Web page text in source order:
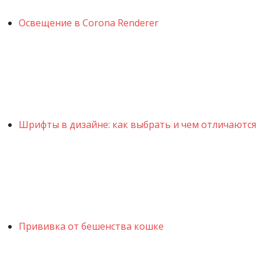
Освещение в Corona Renderer
Шрифты в дизайне: как выбрать и чем отличаются
Прививка от бешенства кошке